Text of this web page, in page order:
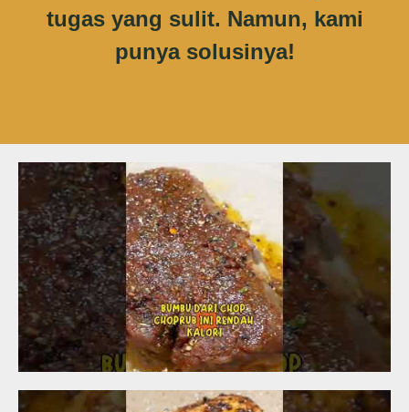
tugas yang sulit. Namun, kami
punya solusinya!